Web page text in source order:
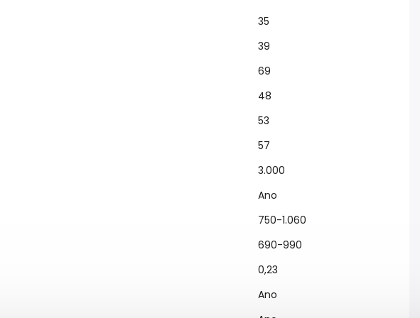
35
39
69
48
53
57
3.000
Ano
750-1.060
690-990
0,23
Ano